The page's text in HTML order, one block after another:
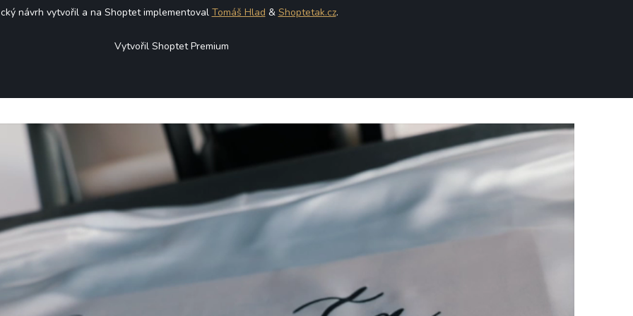
návrh vytvořil a na Shoptet implementoval Tomáš Hlad & Shoptetak.cz.
Vytvořil Shoptet Premium